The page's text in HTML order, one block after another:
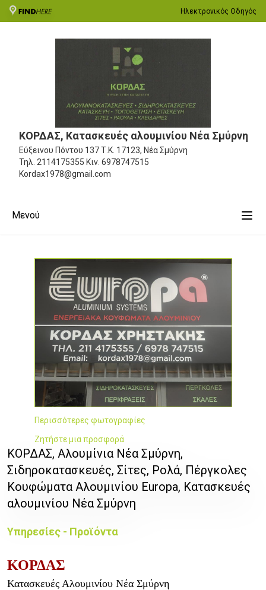
Ηλεκτρονικός Οδηγός
ΚΟΡΔΑΣ, Κατασκευές αλουμινίου Νέα Σμύρνη
Εύξεινου Πόντου 137Τ.Κ. 17123, Νέα Σμύρνη
Τηλ. 2114175355 Κιν. 6978747515
Kordax1978@gmail.com
Μενού
Περισσότερες φωτογραφίες
Ζητήστε μια προσφορά
ΚΟΡΔΑΣ, Αλουμίνια Νέα Σμύρνη,
Σιδηροκατασκευές, Σίτες, Ρολά, Πέργκολες
Κουφώματα Αλουμινίου Europa, Κατασκευές
αλουμινίου Νέα Σμύρνη
Υπηρεσίες - Προϊόντα
ΚΟΡΔΑΣ
Κατασκευές Αλουμινίου Νέα Σμύρνη